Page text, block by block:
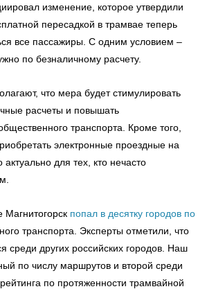
изменение, которое утвердили
пересадкой в трамвае теперь
все пассажиры. С одним условием –
по безналичному расчету.
что мера будет стимулировать
расчеты и повышать
транспорта. Кроме того,
электронные проездные на
актуально для тех, кто нечасто
попал в десятку городов по
транспорта. Эксперты отметили, что
среди других российских городов. Наш
по числу маршрутов и второй среди
по протяженности трамвайной